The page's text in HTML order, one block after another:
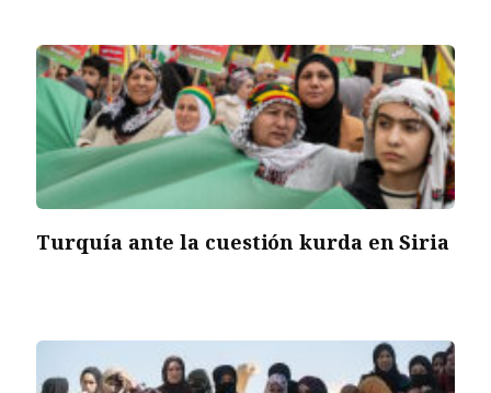
Turquía ante la cuestión kurda en Siria